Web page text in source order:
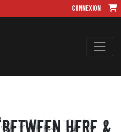
Connexion
Here &